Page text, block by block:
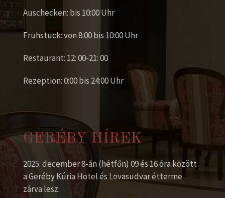
Auschecken: bis 10:00 Uhr
Frühstück: von 8:00 bis 10:00 Uhr
Restaurant: 12: 00-21: 00
Rezeption: 0:00 bis 24:00 Uhr
GERÉBY HÍREK
2025. december 8-án (hétfőn) 09 és 16 óra között
a Geréby Kúria Hotel és Lovasudvar étterme
zárva lesz.